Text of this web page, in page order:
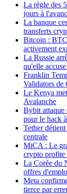
La règle des
jours à
La banque
transferts
Bitcoin :
activement
La Russie
qu'elle
Franklin
Validators de
Le Kenya
Avalanche
Bybit attaque
pour le hack
Tether
centrale
MiCA : Le
crypto profite
La Corée du
offres
Meta
tierce par